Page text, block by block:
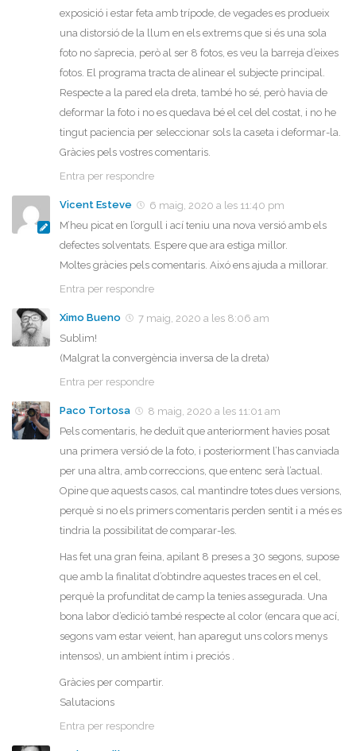
exposició i estar feta amb trípode, de vegades es produeix
una distorsió de la llum en els extrems que si és una sola
foto no s’aprecia, però al ser 8 fotos, es veu la barreja d’eixes
fotos. El programa tracta de alinear el subjecte principal.
Respecte a la pared ela dreta, també ho sé, però havia de
deformar la foto i no es quedava bé el cel del costat, i no he
tingut paciencia per seleccionar sols la caseta i deformar-la.
Gràcies pels vostres comentaris.
Entra per respondre
Vicent Esteve
6 maig, 2020 a les 11:40 pm
M’heu picat en l’orgull i ací teniu una nova versió amb els
defectes solventats. Espere que ara estiga millor.
Moltes gràcies pels comentaris. Aixó ens ajuda a millorar.
Entra per respondre
Ximo Bueno
7 maig, 2020 a les 8:06 am
Sublim!
(Malgrat la convergència inversa de la dreta)
Entra per respondre
Paco Tortosa
8 maig, 2020 a les 11:01 am
Pels comentaris, he deduït que anteriorment havies posat
una primera versió de la foto, i posteriorment l’has canviada
per una altra, amb correccions, que entenc serà l’actual.
Opine que aquests casos, cal mantindre totes dues versions,
perquè si no els primers comentaris perden sentit i a més es
tindria la possibilitat de comparar-les.
Has fet una gran feina, apilant 8 preses a 30 segons, supose
que amb la finalitat d’obtindre aquestes traces en el cel,
perquè la profunditat de camp la tenies assegurada. Una
bona labor d’edició també respecte al color (encara que ací,
segons vam estar veient, han aparegut uns colors menys
intensos), un ambient íntim i preciós .
Gràcies per compartir.
Salutacions
Entra per respondre